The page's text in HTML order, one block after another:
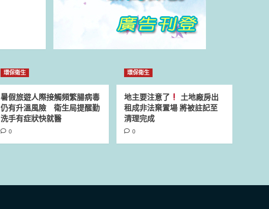
環保衛生
暑假旅遊人際接觸頻繁腸病毒
仍有升溫風險 衛生局提醒勤
洗手有症狀快就醫
0
環保衛生
地主要注意了
土地廠房出
租成非法棄置場 將被註記至
清理完成
0